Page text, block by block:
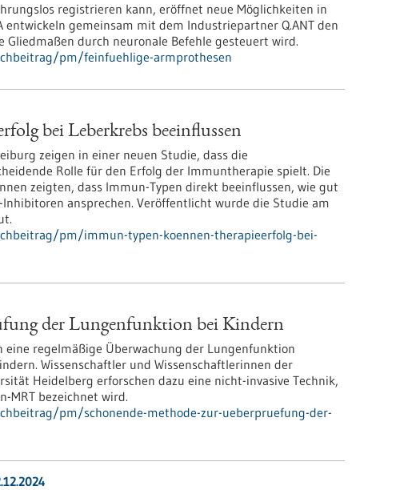
registrieren kann, eröffnet neue Möglichkeiten in
entwickeln gemeinsam mit dem Industriepartner Q.ANT den
durch neuronale Befehle gesteuert wird.
pm/feinfuehlige-armprothesen
bei Leberkrebs beeinflussen
zeigen in einer neuen Studie, dass die
Rolle für den Erfolg der Immuntherapie spielt. Die
zeigten, dass Immun-Typen direkt beeinflussen, wie gut
ansprechen. Veröffentlicht wurde die Studie am
pm/immun-typen-koennen-therapieerfolg-bei-
der Lungenfunktion bei Kindern
eine regelmäßige Überwachung der Lungenfunktion
Wissenschaftler und Wissenschaftlerinnen der
Heidelberg erforschen dazu eine nicht-invasive Technik,
MRT bezeichnet wird.
pm/schonende-methode-zur-ueberpruefung-der-